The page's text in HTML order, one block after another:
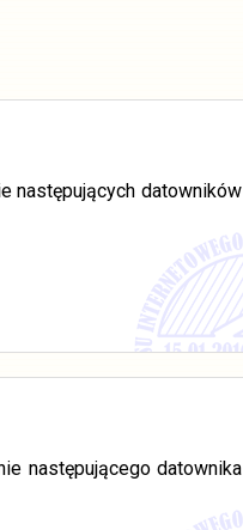
następujących datowników
następującego datownika